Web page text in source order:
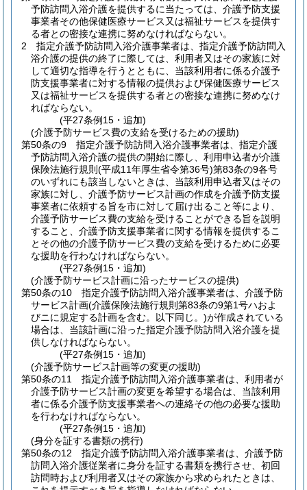
予防訪問入浴介護を提供するに当たっては、介護予防支援
事業者その他保健医療サービス又は福祉サービスを提供す
る者との密接な連携に努めなければならない。
2
指定介護予防訪問入浴介護事業者は、指定介護予防訪問入
浴介護の提供の終了に際しては、利用者又はその家族に対
して適切な指導を行うとともに、当該利用者に係る介護予
防支援事業者に対する情報の提供および保健医療サービス
又は福祉サービスを提供する者との密接な連携に努めなけ
ればならない。
(平27条例15・追加)
(介護予防サービス費の支給を受けるための援助)
第50条の9
指定介護予防訪問入浴介護事業者は、指定介護
予防訪問入浴介護の提供の開始に際し、利用申込者が介護
保険法施行規則 (平成11年厚生省令第36号)第83条の9各号
のいずれにも該当しないときは、当該利用申込者又はその
家族に対し、介護予防サービス計画の作成を介護予防支援
事業者に依頼する旨を市に対して届け出ること等により、
介護予防サービス費の支給を受けることができる旨を説明
すること、介護予防支援事業者に関する情報を提供するこ
とその他の介護予防サービス費の支給を受けるために必要
な援助を行わなければならない。
(平27条例15・追加)
(介護予防サービス計画に沿ったサービスの提供)
第50条の10
指定介護予防訪問入浴介護事業者は、介護予防
サービス計画(介護保険法施行規則第83条の9第1号ハおよ
びニに規定する計画を含む。以下同じ。)が作成されている
場合は、当該計画に沿った指定介護予防訪問入浴介護を提
供しなければならない。
(平27条例15・追加)
(介護予防サービス計画等の変更の援助)
第50条の11
指定介護予防訪問入浴介護事業者は、利用者が
介護予防サービス計画の変更を希望する場合は、当該利用
者に係る介護予防支援事業者への連絡その他の必要な援助
を行わなければならない。
(平27条例15・追加)
(身分を証する書類の携行)
第50条の12
指定介護予防訪問入浴介護事業者は、介護予防
訪問入浴介護従業者に身分を証する書類を携行させ、初回
訪問時および利用者又はその家族から求められたときは、